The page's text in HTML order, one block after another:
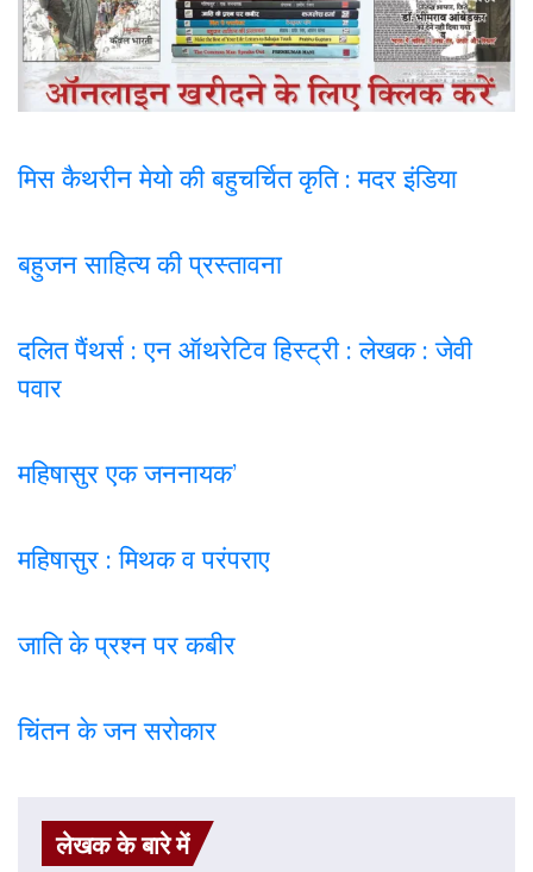
मिस कैथरीन मेयो की बहुचर्चित कृति : मदर इंडिया
बहुजन साहित्य की प्रस्तावना
दलित पैंथर्स : एन ऑथरेटिव हिस्ट्री : लेखक : जेवी
पवार
महिषासुर एक जननायक’
महिषासुर : मिथक व परंपराए
जाति के प्रश्न पर कबीर
चिंतन के जन सरोकार
लेखक के बारे में